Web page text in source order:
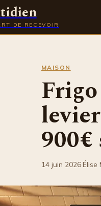
DE RECEVOIR
MAISON
14 juin 2026·Élise